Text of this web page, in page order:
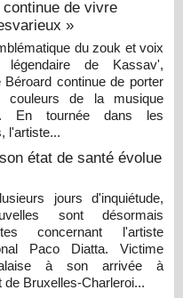
de vivre
»
du zouk et voix
légendaire de Kassav',
Béroard continue de porter
couleurs de la musique
En tournée dans les
l'artiste...
état de santé évolue
jours d'inquiétude,
sont désormais
concernant l'artiste
Paco Diatta. Victime
à son arrivée à
de Bruxelles-Charleroi...